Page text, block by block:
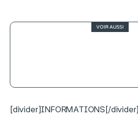
VOIR AUSSI
[divider]INFORMATIONS[/divider]